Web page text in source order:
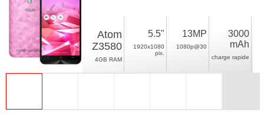
Atom
Z3580
4GB RAM
5.5"
1920x1080
pix.
13MP
1080p@30
3000
mAh
charge rapide